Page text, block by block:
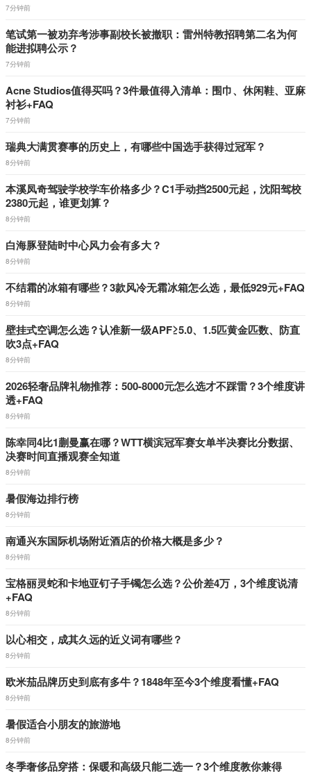
7分钟前
笔试第一被劝弃考涉事副校长被撤职：雷州特教招聘第二名为何
能进拟聘公示？
7分钟前
Acne Studios值得买吗？3件最值得入清单：围巾、休闲鞋、亚麻
衬衫+FAQ
7分钟前
瑞典大满贯赛事的历史上，有哪些中国选手获得过冠军？
8分钟前
本溪凤奇驾驶学校学车价格多少？C1手动挡2500元起，沈阳驾校
2380元起，谁更划算？
8分钟前
白海豚登陆时中心风力会有多大？
8分钟前
不结霜的冰箱有哪些？3款风冷无霜冰箱怎么选，最低929元+FAQ
8分钟前
壁挂式空调怎么选？认准新一级APF≥5.0、1.5匹黄金匹数、防直
吹3点+FAQ
8分钟前
2026轻奢品牌礼物推荐：500-8000元怎么选才不踩雷？3个维度讲
透+FAQ
8分钟前
陈幸同4比1蒯曼赢在哪？WTT横滨冠军赛女单半决赛比分数据、
决赛时间直播观赛全知道
8分钟前
暑假海边排行榜
8分钟前
南通兴东国际机场附近酒店的价格大概是多少？
8分钟前
宝格丽灵蛇和卡地亚钉子手镯怎么选？公价差4万，3个维度说清
+FAQ
8分钟前
以心相交，成其久远的近义词有哪些？
8分钟前
欧米茄品牌历史到底有多牛？1848年至今3个维度看懂+FAQ
8分钟前
暑假适合小朋友的旅游地
8分钟前
冬季奢侈品穿搭：保暖和高级只能二选一？3个维度教你兼得